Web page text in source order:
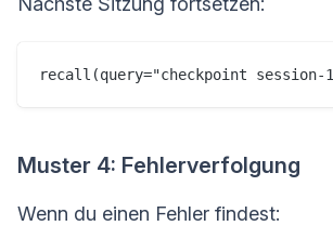
Muster 4: Fehlerverfolgung
Wenn du einen Fehler findest: